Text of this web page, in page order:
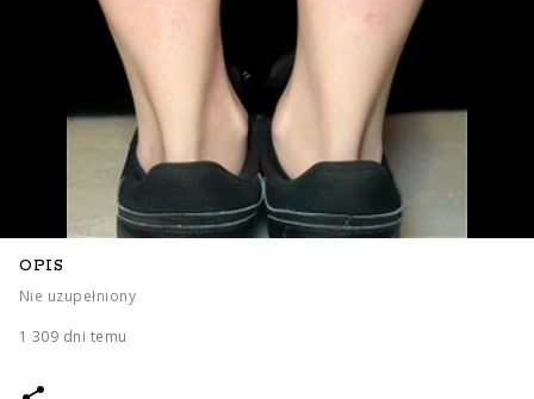
OPIS
Nie uzupełniony
1 309 dni temu